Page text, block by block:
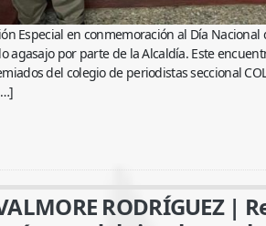
Especial en conmemoración al Día
agasajo por parte de la Alcaldía. Este
del colegio de periodistas seccional
RODRÍGUEZ |